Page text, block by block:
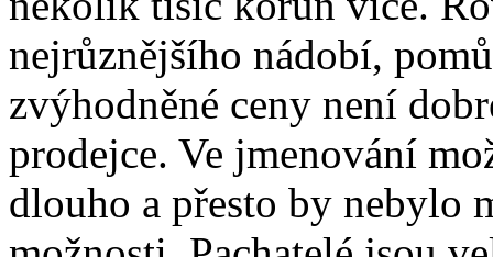
nejrůznějšího nádobí,
zvýhodněné ceny není
prodejce. Ve jmenování
dlouho a přesto by nebylo